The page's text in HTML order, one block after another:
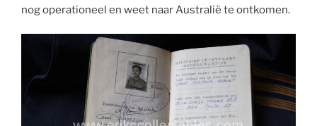
nog operationeel en weet naar Australië te ontkomen.